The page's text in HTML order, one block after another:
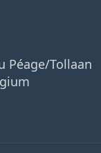
Péage/Tollaan